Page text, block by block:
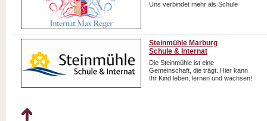
Uns verbindet mehr als Schule
Steinmühle Marburg
Schule & Internat
Die Steinmühle ist eine
Gemeinschaft, die trägt. Hier kann
Ihr Kind leben, lernen und wachsen!